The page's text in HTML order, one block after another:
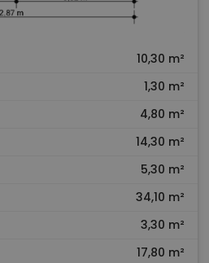
10,30 m²
1,30 m²
4,80 m²
14,30 m²
5,30 m²
34,10 m²
3,30 m²
17,80 m²